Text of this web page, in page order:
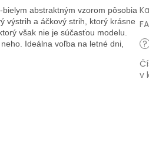
abstraktným vzorom pôsobia
výstrih a áčkový strih, ktorý krásne
však nie je súčasťou modelu.
Ideálna voľba na letné dni,
?
v